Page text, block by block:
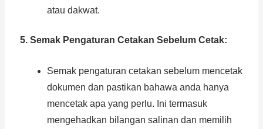
atau dakwat.
5. Semak Pengaturan Cetakan Sebelum Cetak:
Semak pengaturan cetakan sebelum mencetak
dokumen dan pastikan bahawa anda hanya
mencetak apa yang perlu. Ini termasuk
mengehadkan bilangan salinan dan memilih